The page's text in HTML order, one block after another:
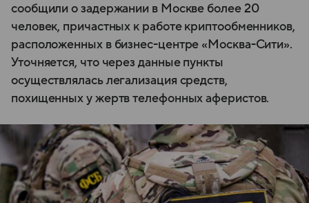
сообщили о задержании в Москве более 20
человек, причастных к работе криптообменников,
расположенных в бизнес-центре «Москва-Сити».
Уточняется, что через данные пункты
осуществлялась легализация средств,
похищенных у жертв телефонных аферистов.